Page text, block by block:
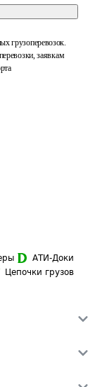
грузоперевозок.
заявкам
АТИ-Доки
Цепочки грузов